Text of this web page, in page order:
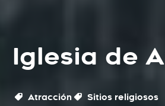
Iglesia de
Atracción Sitios religiosos